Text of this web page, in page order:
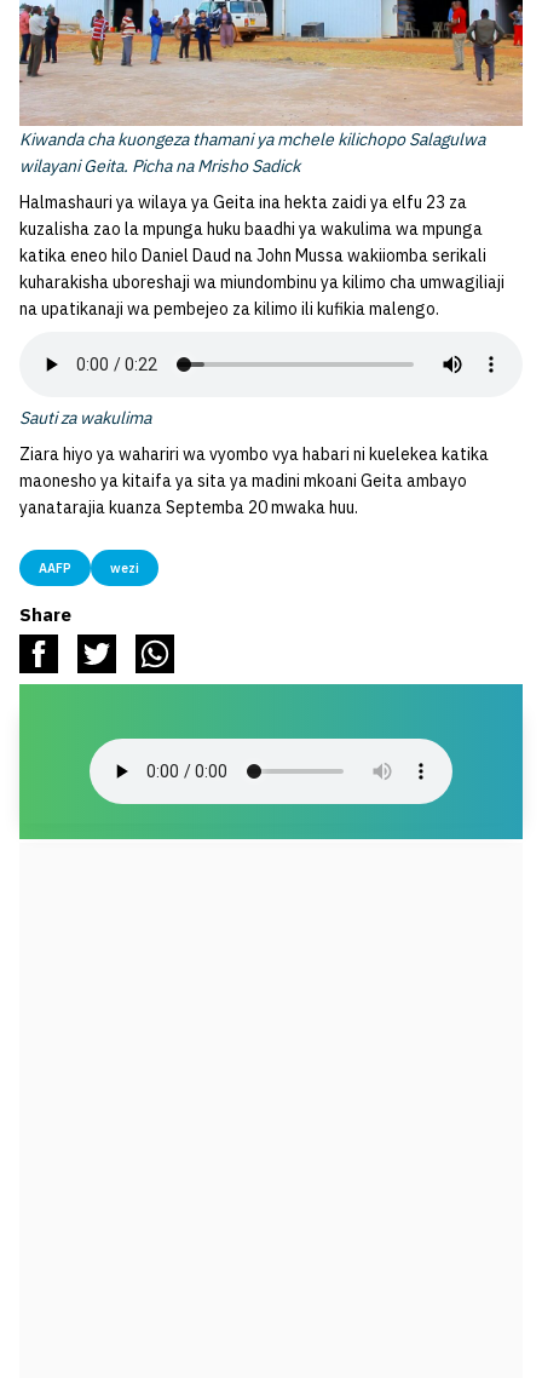
Kiwanda cha kuongeza thamani ya mchele kilichopo Salagulwa
wilayani Geita. Picha na Mrisho Sadick
Halmashauri ya wilaya ya Geita ina hekta zaidi ya elfu 23 za
kuzalisha zao la mpunga huku baadhi ya wakulima wa mpunga
katika eneo hilo Daniel Daud na John Mussa wakiiomba serikali
kuharakisha uboreshaji wa miundombinu ya kilimo cha umwagiliaji
na upatikanaji wa pembejeo za kilimo ili kufikia malengo.
Sauti za wakulima
Ziara hiyo ya wahariri wa vyombo vya habari ni kuelekea katika
maonesho ya kitaifa ya sita ya madini mkoani Geita ambayo
yanatarajia kuanza Septemba 20 mwaka huu.
AAFP wezi
Share